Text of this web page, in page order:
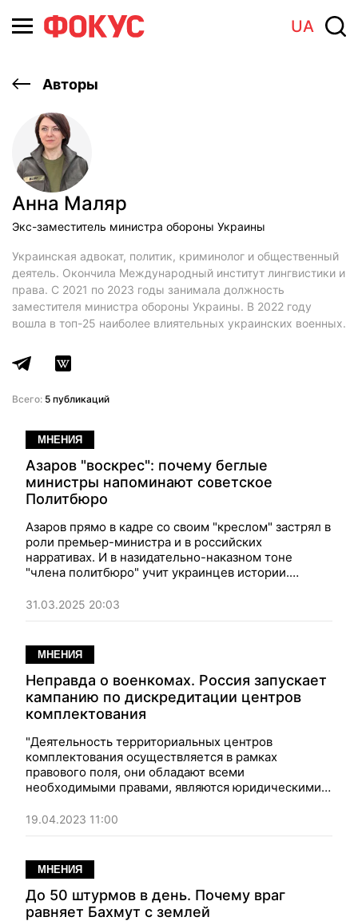
UA
Авторы
Анна Маляр
Экс-заместитель министра обороны Украины
Украинская адвокат, политик, криминолог и общественный
деятель. Окончила Международный институт лингвистики и
права. С 2021 по 2023 годы занимала должность
заместителя министра обороны Украины. В 2022 году
вошла в топ-25 наиболее влиятельных украинских военных.
Всего: 5 публикаций
МНЕНИЯ
Азаров "воскрес": почему беглые
министры напоминают советское
Политбюро
Азаров прямо в кадре со своим "креслом" застрял в
роли премьер-министра и в российских
нарративах. И в назидательно-наказном тоне
"члена политбюро" учит украинцев истории.
неадекватность. Мнение
31.03.2025 20:03
МНЕНИЯ
Неправда о военкомах. Россия запускает
кампанию по дискредитации центров
комплектования
"Деятельность территориальных центров
комплектования осуществляется в рамках
правового поля, они обладают всеми
необходимыми правами, являются юридическими
баланс, регистрационные счета в органах
Казначейства". Мнение
19.04.2023 11:00
МНЕНИЯ
До 50 штурмов в день. Почему враг
равняет Бахмут с землей